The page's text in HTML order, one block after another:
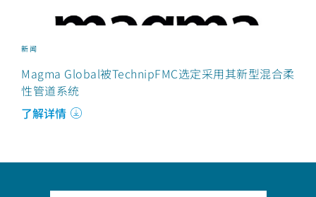
新闻
Magma Global被TechnipFMC选定采用其新型混合柔
性管道系统
了解详情